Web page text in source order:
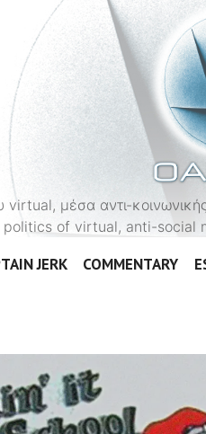
virtual, μέσα αντι-
politics of virtual, anti-social
JERK COMMENTARY